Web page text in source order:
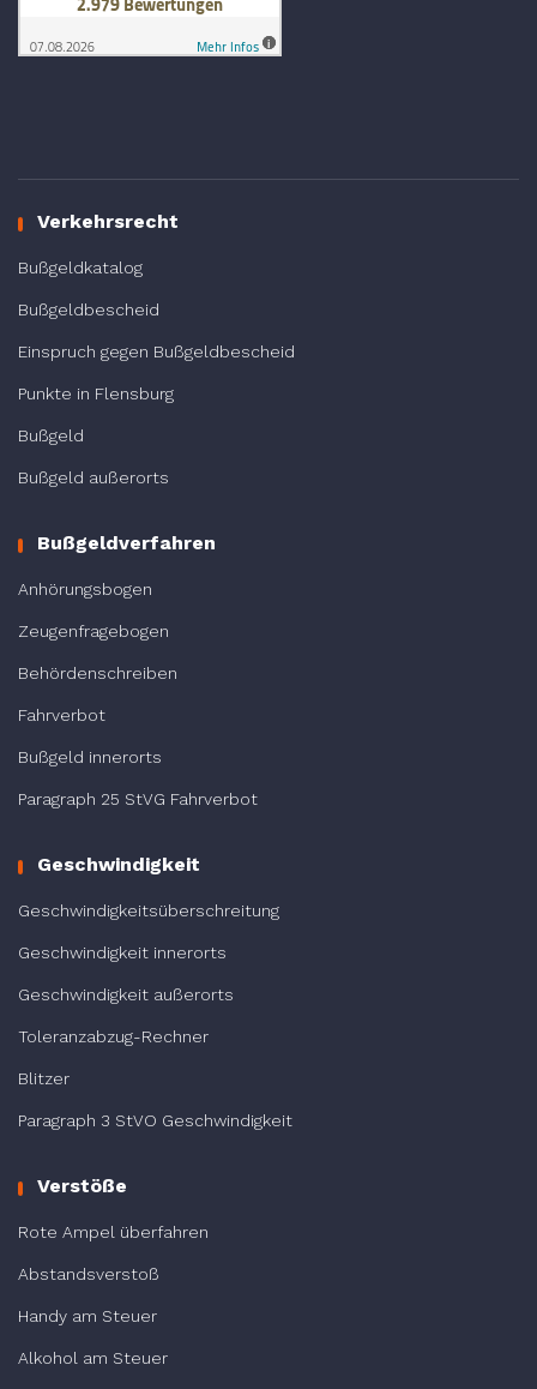
Verkehrsrecht
Bußgeldkatalog
Bußgeldbescheid
Einspruch gegen Bußgeldbescheid
Punkte in Flensburg
Bußgeld
Bußgeld außerorts
Bußgeldverfahren
Anhörungsbogen
Zeugenfragebogen
Behördenschreiben
Fahrverbot
Bußgeld innerorts
Paragraph 25 StVG Fahrverbot
Geschwindigkeit
Geschwindigkeitsüberschreitung
Geschwindigkeit innerorts
Geschwindigkeit außerorts
Toleranzabzug-Rechner
Blitzer
Paragraph 3 StVO Geschwindigkeit
Verstöße
Rote Ampel überfahren
Abstandsverstoß
Handy am Steuer
Alkohol am Steuer